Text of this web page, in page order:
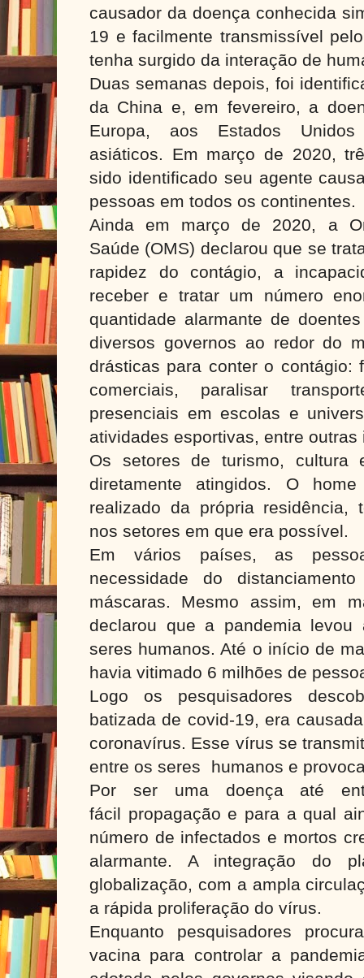
causador da doença conhecida
19 e facilmente transmissível
tenha surgido da interação de
Duas semanas depois, foi
da China e, em fevereiro, a
Europa, aos Estados
asiáticos. Em março de 2020,
sido identificado seu agente
pessoas em todos os continentes.
Ainda em março de 2020, a
Saúde (OMS) declarou que se
rapidez do contágio, a
receber e tratar um número
quantidade alarmante de
diversos governos ao redor do
drásticas para conter o contágio:
comerciais, paralisar
presenciais em escolas e
atividades esportivas, entre outras
Os setores de turismo,
diretamente atingidos. O
realizado da própria residência,
nos setores em que era possível.
Em vários países, as
necessidade do
máscaras. Mesmo assim, em
declarou que a pandemia
seres humanos. Até o início de
havia vitimado 6 milhões de
Logo os pesquisadores
batizada de covid-19, era
coronavírus. Esse vírus se
entre os seres humanos e
Por ser uma doença até
fácil propagação e para a qual
número de infectados e mortos
alarmante. A integração do
globalização, com a ampla
a rápida proliferação do vírus.
Enquanto pesquisadores
vacina para controlar a